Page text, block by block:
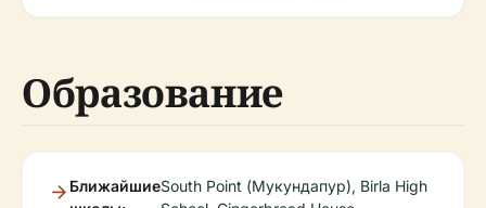
Образование
БлижайшиеSouth Point (Мукундапур), Birla High